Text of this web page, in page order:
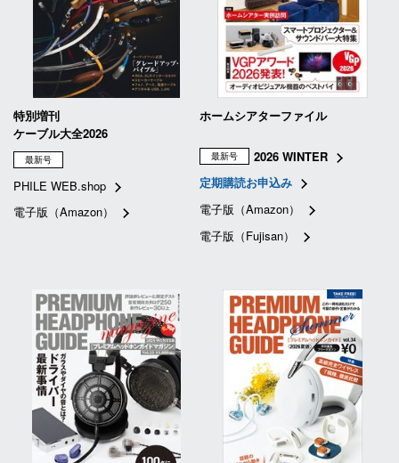
特別増刊
ケーブル大全2026
最新号
PHILE WEB.shop
電子版（Amazon）
ホームシアターファイル
最新号
2026 WINTER
定期購読お申込み
電子版（Amazon）
電子版（Fujisan）